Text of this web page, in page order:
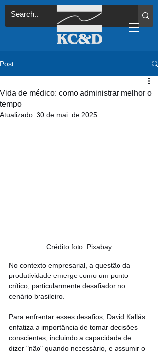
Post
Vida de médico: como administrar melhor o
tempo
Atualizado: 30 de mai. de 2025
Crédito foto: Pixabay
No contexto empresarial, a questão da
produtividade emerge como um ponto
crítico, particularmente desafiador no
cenário brasileiro.
Para enfrentar esses desafios, David Kallás
enfatiza a importância de tomar decisões
conscientes, incluindo a capacidade de
dizer "não" quando necessário, e assumir o